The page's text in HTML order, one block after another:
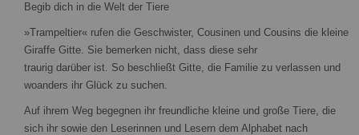
Begib dich in die Welt der Tiere
»Trampeltier« rufen die Geschwister, Cousinen und Cousins die kleine
Giraffe Gitte. Sie bemerken nicht, dass diese sehr
traurig darüber ist. So beschließt Gitte, die Familie zu verlassen und
woanders ihr Glück zu suchen.
Auf ihrem Weg begegnen ihr freundliche kleine und große Tiere, die
sich ihr sowie den Leserinnen und Lesern dem Alphabet nach